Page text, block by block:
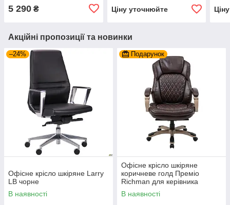
5 290 ₴
Ціну уточнюйте
Акційні пропозиції та новинки
–24%
Офісне крісло шкіряне Larry
LB чорне
В наявності
Подарунок
Офісне крісло шкіряне
коричневе голд Преміо
Richman для керівника
В наявності